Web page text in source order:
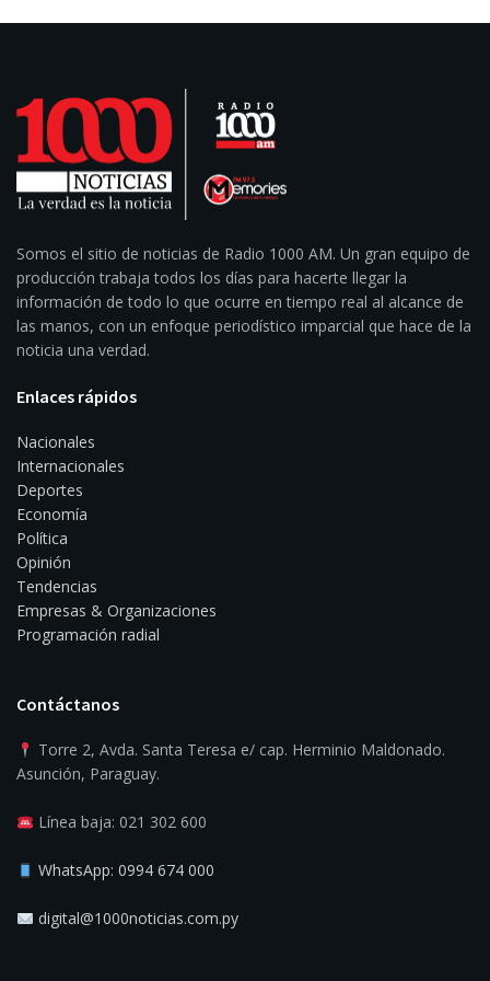
Somos el sitio de noticias de Radio 1000 AM. Un gran equipo de
producción trabaja todos los días para hacerte llegar la
información de todo lo que ocurre en tiempo real al alcance de
las manos, con un enfoque periodístico imparcial que hace de la
noticia una verdad.
Enlaces rápidos
Nacionales
Internacionales
Deportes
Economía
Política
Opinión
Tendencias
Empresas & Organizaciones
Programación radial
Contáctanos
Torre 2, Avda. Santa Teresa e/ cap. Herminio Maldonado.
Asunción, Paraguay.
Línea baja: 021 302 600
WhatsApp: 0994 674 000
digital@1000noticias.com.py